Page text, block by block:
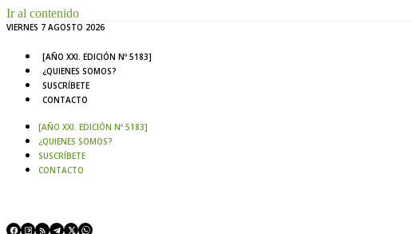
Ir al contenido
VIERNES 7 AGOSTO 2026
[AÑO XXI. EDICIÓN Nº 5183]
¿QUIENES SOMOS?
SUSCRÍBETE
CONTACTO
[AÑO XXI. EDICIÓN Nº 5183]
¿QUIENES SOMOS?
SUSCRÍBETE
CONTACTO